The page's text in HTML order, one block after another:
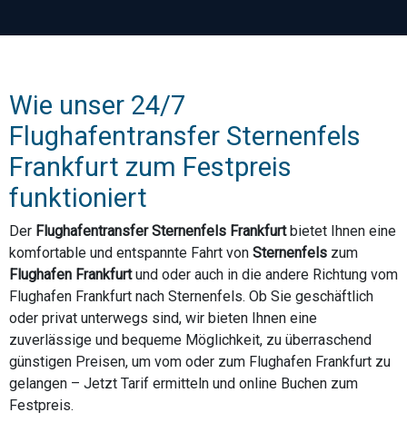
Wie unser 24/7
Flughafentransfer Sternenfels
Frankfurt zum Festpreis
funktioniert
Der Flughafentransfer Sternenfels Frankfurtbietet Ihnen eine
komfortable und entspannte Fahrt von Sternenfels zum
Flughafen Frankfurtund oder auch in die andere Richtung vom
Flughafen Frankfurt nach Sternenfels. Ob Sie geschäftlich
oder privat unterwegs sind, wir bieten Ihnen eine
zuverlässige und bequeme Möglichkeit, zu überraschend
günstigen Preisen, um vom oder zum Flughafen Frankfurt zu
gelangen – Jetzt Tarif ermitteln und online Buchen zum
Festpreis.